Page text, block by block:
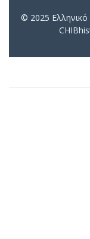
© 2025 Ελληνικό